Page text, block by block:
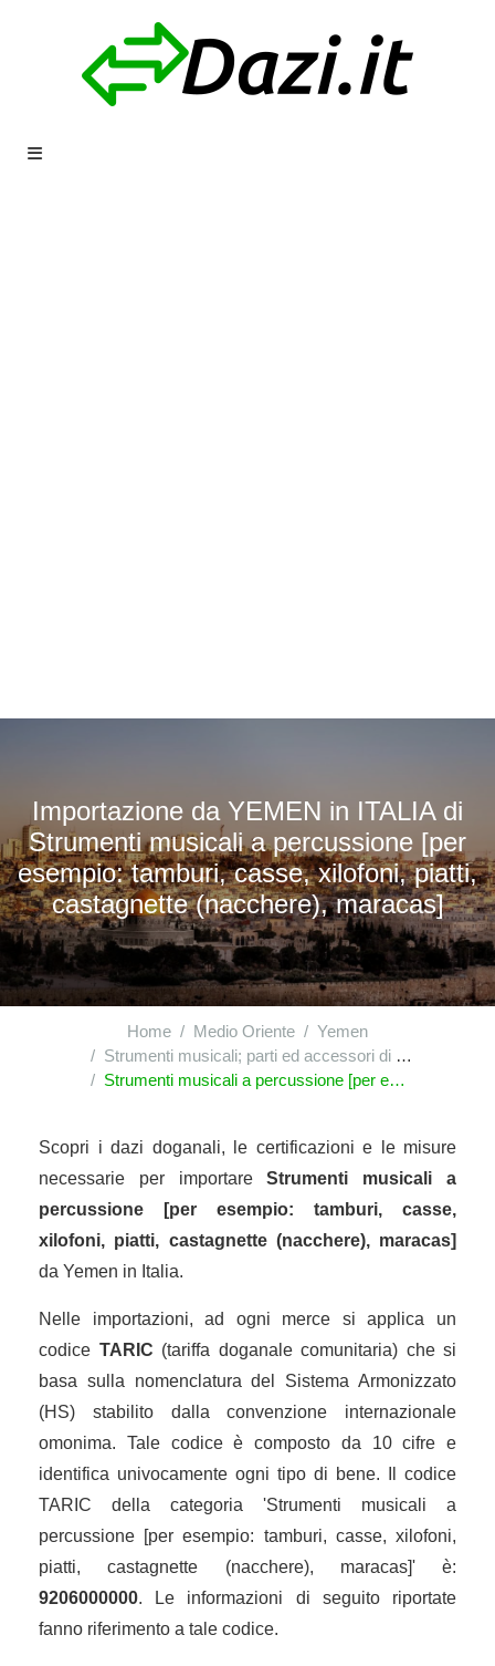
Importazione da YEMEN in ITALIA di
Strumenti musicali a percussione [per
esempio: tamburi, casse, xilofoni, piatti,
castagnette (nacchere), maracas]
Home Medio Oriente
Yemen
Strumenti musicali; parti ed accessori di questi strumenti
Strumenti musicali a percussione [per esempio: tamburi, casse, xilofoni, piatti, castagnette (nacchere), maracas]
Scopri i dazi doganali, le certificazioni e le misure
necessarie per importareStrumenti musicali a
percussione [per esempio: tamburi, casse,
xilofoni, piatti, castagnette (nacchere), maracas]
da Yemen in Italia.
Nelle importazioni, ad ogni merce si applica un
codice TARIC (tariffa doganale comunitaria) che si
basa sulla nomenclatura del Sistema Armonizzato
(HS) stabilito dalla convenzione internazionale
omonima. Tale codice è composto da 10 cifre e
identifica univocamente ogni tipo di bene. Il codice
TARIC della categoria 'Strumenti musicali a
percussione [per esempio: tamburi, casse, xilofoni,
piatti, castagnette (nacchere), maracas]' è:
9206000000. Le informazioni di seguito riportate
fanno riferimento a tale codice.